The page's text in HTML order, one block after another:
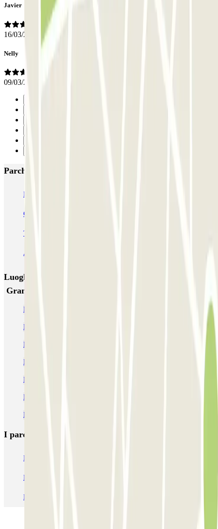
Javier
16/03/2026
Nelly
09/03/2026
Parcheggi più popolari a Milano
MUOVIAMO Senato
Garage Paullo - Corso XXII Marzo
TREPI - Stazione Lambrate
Autosilo Diaz
Luoghi ed eventi che potrebbero interessarti vicino a
Gran Garage Guardi
Parcheggi all'Ospedale Macedonio Melloni
Parcheggio vicino a Città Studi | Parclick
Parcheggi vicino a Viale Corsica - Milano
Parcheggi alla stazione di metro di Piola
Parcheggi vicino a Viale Abruzzi - Milano
Parcheggi vicino a Corso Buenos Aires
Parcheggi alla stazione di metro di Lima
I parcheggi
Parcheggio Venezia
Parcheggio Roma
Parcheggio Malpensa Terminal 1